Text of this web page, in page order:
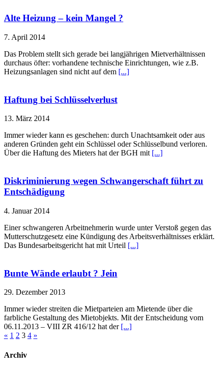
Alte Heizung – kein Mangel ?
7. April 2014
Das Problem stellt sich gerade bei langjährigen Mietverhältnissen
durchaus öfter: vorhandene technische Einrichtungen, wie z.B.
Heizungsanlagen sind nicht auf dem [...]
Haftung bei Schlüsselverlust
13. März 2014
Immer wieder kann es geschehen: durch Unachtsamkeit oder aus
anderen Gründen geht ein Schlüssel oder Schlüsselbund verloren.
Über die Haftung des Mieters hat der BGH mit [...]
Diskriminierung wegen Schwangerschaft führt zu
Entschädigung
4. Januar 2014
Einer schwangeren Arbeitnehmerin wurde unter Verstoß gegen das
Mutterschutzgesetz eine Kündigung des Arbeitsverhältnisses erklärt.
Das Bundesarbeitsgericht hat mit Urteil [...]
Bunte Wände erlaubt ? Jein
29. Dezember 2013
Immer wieder streiten die Mietparteien am Mietende über die
farbliche Gestaltung des Mietobjekts. Mit der Entscheidung vom
06.11.2013 – VIII ZR 416/12 hat der [...]
« 1 2 3 4 »
Archiv